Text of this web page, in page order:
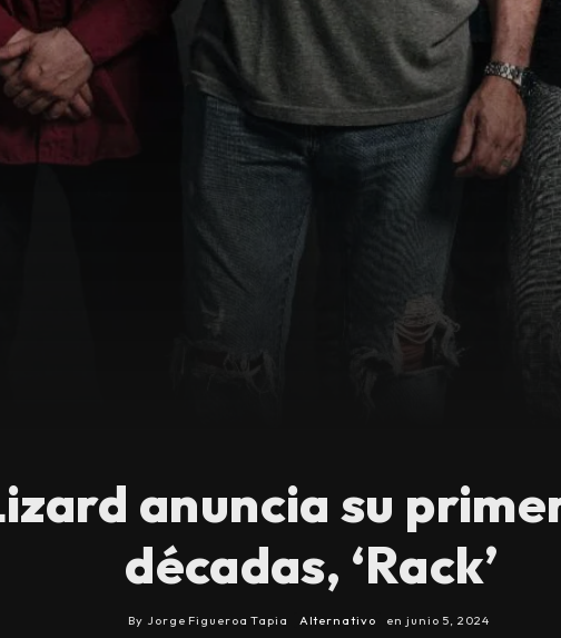
anuncia su
décadas, ‘Rack’
By Jorge Figueroa Tapia Alternativo enjunio 5, 2024